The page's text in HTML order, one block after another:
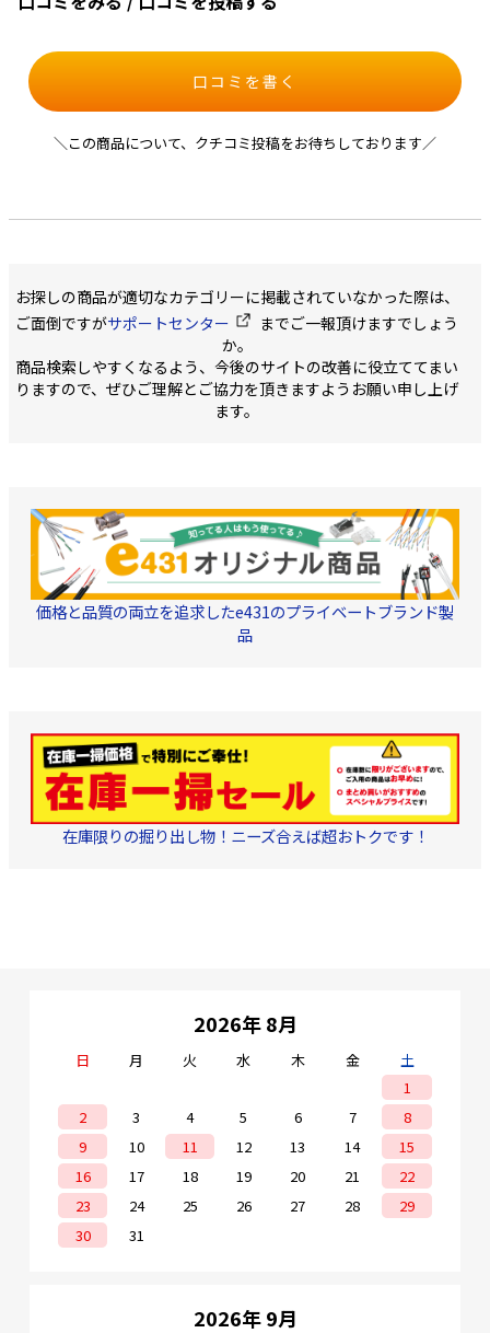
口コミを書く
＼この商品について、クチコミ投稿をお待ちしております／
お探しの商品が適切なカテゴリーに掲載されていなかった際は、
ご面倒ですがサポートセンター
までご一報頂けますでしょう
か。
商品検索しやすくなるよう、今後のサイトの改善に役立ててまい
りますので、ぜひご理解とご協力を頂きますようお願い申し上げ
ます。
価格と品質の両立を追求したe431のプライベートブランド製
品
在庫限りの掘り出し物！ニーズ合えば超おトクです！
2026年 8月
日 月 火 水 木 金
土
1
2
3 4 5 6 7
8
9
10 11 12 13 14
15
16
17 18 19 20 21
22
23
24 25 26 27 28
29
30
31
2026年 9月